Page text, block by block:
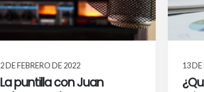
2 DE FEBRERO DE 2022
La puntilla con Juan
13